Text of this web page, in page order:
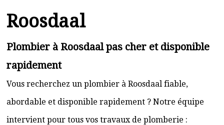
Roosdaal
Plombier à Roosdaal pas cher et disponible
rapidement
Vous recherchez un plombier à Roosdaal fiable,
abordable et disponible rapidement ? Notre équipe
intervient pour tous vos travaux de plomberie :